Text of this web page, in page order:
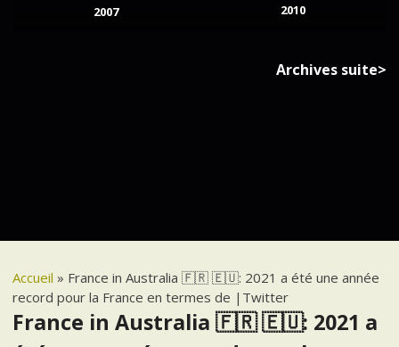
2007 2010
Archives suite>
Accueil » France in Australia 🇫🇷 🇪🇺: 2021 a été une année
record pour la France en termes de |Twitter
France in Australia 🇫🇷 🇪🇺: 2021 a